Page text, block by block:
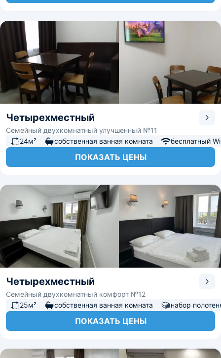
Четырехместный
Семейный двухкомнатный улучшенный №11
24м²
собственная ванная комната бесплатный
ПОКАЗАТЬ ЦЕНЫ
Четырехместный
Семейный двухкомнатный комфорт №12
25м²
собственная ванная комната набор
ПОКАЗАТЬ ЦЕНЫ